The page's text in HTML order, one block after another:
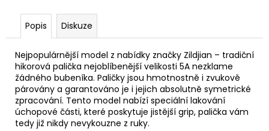
Popis Diskuze
Nejpopulárnější model z nabídky značky Zildjian – tradiční
hikorová palička nejoblíbenější velikosti 5A nezklame
žádného bubeníka. Paličky jsou hmotnostně i zvukově
párovány a garantováno je i jejich absolutně symetrické
zpracování. Tento model nabízí speciální lakování
úchopové části, které poskytuje jistější grip, palička vám
tedy již nikdy nevykouzne z ruky.
e
m
e
CASIO
CDP
S110BK